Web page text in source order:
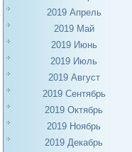
2019 Апрель
2019 Май
2019 Июнь
2019 Июль
2019 Август
2019 Сентябрь
2019 Октябрь
2019 Ноябрь
2019 Декабрь